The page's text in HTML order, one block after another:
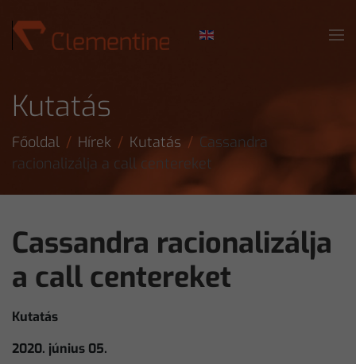
Skip to main content
Kutatás
Főoldal Hírek Kutatás
Cassandra
racionalizálja a call centereket
Cassandra racionalizálja
a call centereket
Kutatás
2020. június 05.